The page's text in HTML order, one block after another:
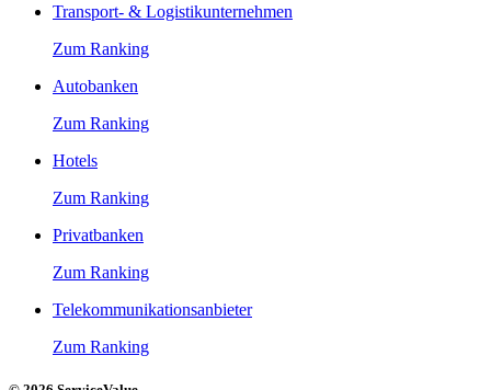
Transport- & Logistikunternehmen
Zum Ranking
Autobanken
Zum Ranking
Hotels
Zum Ranking
Privatbanken
Zum Ranking
Telekommunikationsanbieter
Zum Ranking